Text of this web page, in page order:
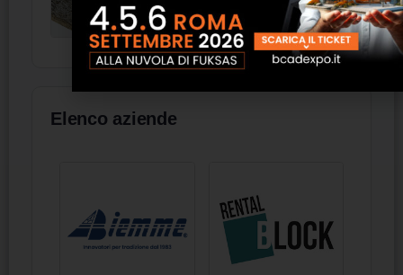
Elenco aziende